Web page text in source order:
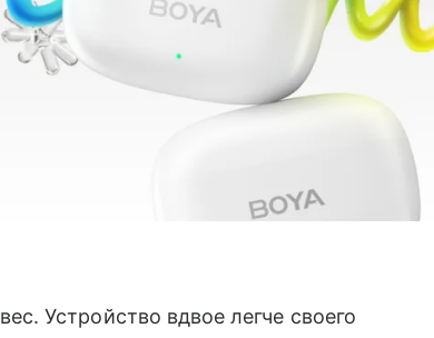
Устройство вдвое легче своего